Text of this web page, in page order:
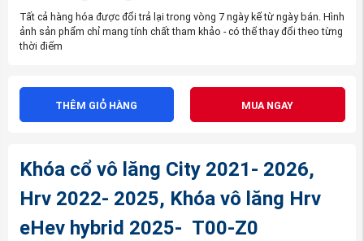
Tất cả hàng hóa được đổi trả lại trong vòng 7 ngày kể từ ngày bán. Hình
ảnh sản phẩm chỉ mang tính chất tham khảo - có thể thay đổi theo từng
thời điểm
THÊM GIỎ HÀNG MUA NGAY
Khóa cổ vô lăng City 2021- 2026,
Hrv 2022- 2025, Khóa vô lăng Hrv
eHev hybrid 2025- T00-Z0